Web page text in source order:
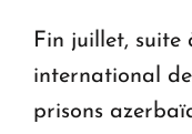
Fin juillet, suite
international
prisons